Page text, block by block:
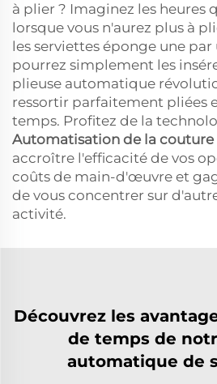
à plier ? Imaginez les heures
lorsque vous n'aurez plus à
les serviettes éponge une par
pourrez simplement les
plieuse automatique
ressortir parfaitement pliées
temps. Profitez de la
Automatisation de la couture
accroître l'efficacité de vos
coûts de main-d'œuvre et
de vous concentrer sur
activité.
Découvrez les
de temps de
automatique de